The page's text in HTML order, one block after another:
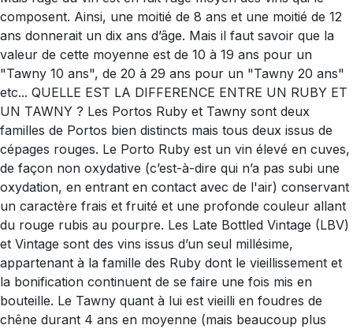
composent. Ainsi, une moitié de 8 ans et une moitié de 12
ans donnerait un dix ans d’âge. Mais il faut savoir que la
valeur de cette moyenne est de 10 à 19 ans pour un
"Tawny 10 ans", de 20 à 29 ans pour un "Tawny 20 ans"
etc... QUELLE EST LA DIFFERENCE ENTRE UN RUBY ET
UN TAWNY ? Les Portos Ruby et Tawny sont deux
familles de Portos bien distincts mais tous deux issus de
cépages rouges. Le Porto Ruby est un vin élevé en cuves,
de façon non oxydative (c’est-à-dire qui n’a pas subi une
oxydation, en entrant en contact avec de l'air) conservant
un caractère frais et fruité et une profonde couleur allant
du rouge rubis au pourpre. Les Late Bottled Vintage (LBV)
et Vintage sont des vins issus d’un seul millésime,
appartenant à la famille des Ruby dont le vieillissement et
la bonification continuent de se faire une fois mis en
bouteille. Le Tawny quant à lui est vieilli en foudres de
chêne durant 4 ans en moyenne (mais beaucoup plus